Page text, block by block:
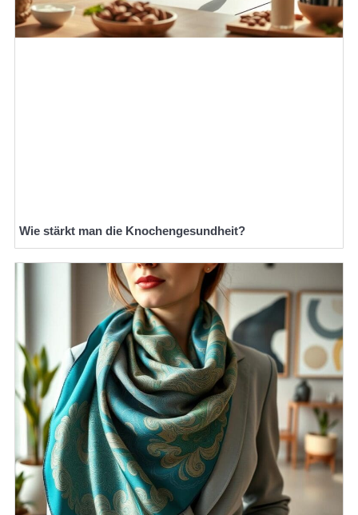
Wie stärkt man die Knochengesundheit?